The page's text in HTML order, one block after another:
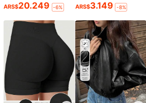
ARS$20.249 -6% ARS$3.149 -8%